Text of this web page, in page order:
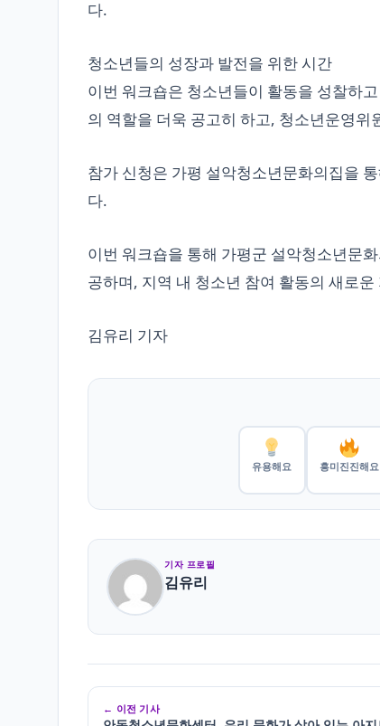
다.
청소년들의 성장과 발전을 위한 시간
이번 워크숍은 청소년들이 활동을 성찰하
의 역할을 더욱 공고히 하고, 청소년운영
참가 신청은 가평 설악청소년문화의집을
다.
이번 워크숍을 통해 가평군 설악청소년문
공하며, 지역 내 청소년 참여 활동의 새로
김유리 기자
유용해요 흥미진진해요
기자 프로필
김유리
← 이전 기사